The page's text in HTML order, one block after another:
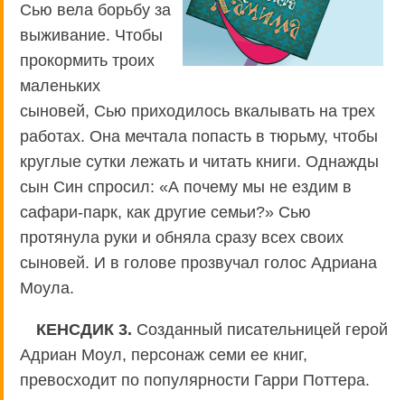
Сью вела борьбу за
выживание. Чтобы
прокормить троих
маленьких
сыновей, Сью приходилось вкалывать на трех
работах. Она мечтала попасть в тюрьму, чтобы
круглые сутки лежать и читать книги. Однажды
сын Син спросил: «А почему мы не ездим в
сафари-парк, как другие семьи?» Сью
протянула руки и обняла сразу всех своих
сыновей. И в голове прозвучал голос Адриана
Моула.
КЕНСДИК 3. Созданный писательницей герой
Адриан Моул, персонаж семи ее книг,
превосходит по популярности Гарри Поттера.